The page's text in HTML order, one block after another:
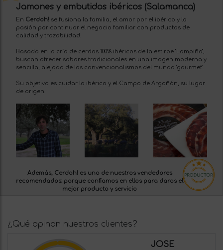
Jamones y embutidos ibéricos (Salamanca)
En Cerdoh! se fusiona la familia, el amor por el ibérico y la
pasión por continuar el negocio familiar con productos de
calidad y trazabilidad.
Basado en la cría de cerdos 100% ibéricos de la estirpe "Lampiño",
buscan ofrecer sabores tradicionales en una imagen moderna y
sencilla, alejada de los convencionalismos del mundo "gourmet".
Su objetivo es cuidar lo ibérico y el Campo de Argañán, su lugar
de origen.
Además, Cerdoh! es uno de nuestros vendedores
recomendados: porque confiamos en ellos para daros el
mejor producto y servicio
¿Qué opinan nuestros clientes?
JOSE